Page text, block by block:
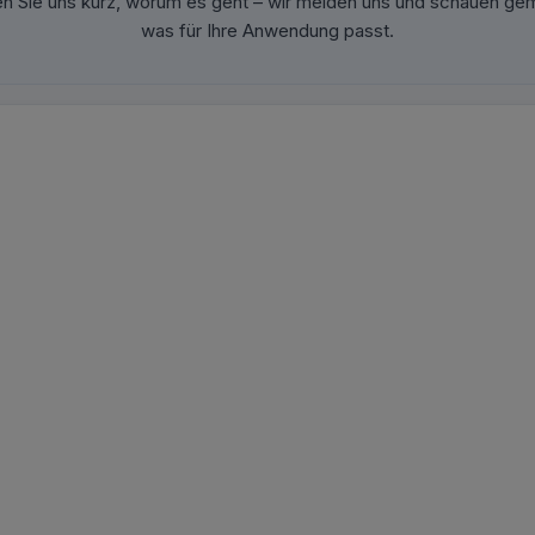
was für Ihre Anwendung passt.